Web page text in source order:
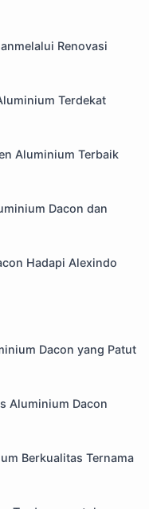
Renovasi
Terdekat
Aluminium Terbaik
Dacon dan
Hadapi Alexindo
Dacon yang Patut
Aluminium Dacon
Berkualitas Ternama